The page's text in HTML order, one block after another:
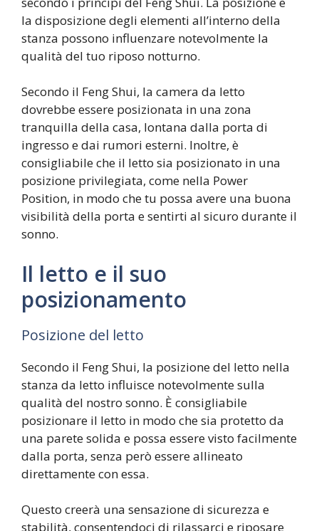
la disposizione degli elementi all’interno della
stanza possono influenzare notevolmente la
qualità del tuo riposo notturno.
Secondo il Feng Shui, la camera da letto
dovrebbe essere posizionata in una zona
tranquilla della casa, lontana dalla porta di
ingresso e dai rumori esterni. Inoltre, è
consigliabile che il letto sia posizionato in una
posizione privilegiata, come nella Power
Position, in modo che tu possa avere una buona
visibilità della porta e sentirti al sicuro durante il
sonno.
Il letto e il suo
posizionamento
Posizione del letto
Secondo il Feng Shui, la posizione del letto nella
stanza da letto influisce notevolmente sulla
qualità del nostro sonno. È consigliabile
posizionare il letto in modo che sia protetto da
una parete solida e possa essere visto facilmente
dalla porta, senza però essere allineato
direttamente con essa.
Questo creerà una sensazione di sicurezza e
stabilità, consentendoci di rilassarci e riposare